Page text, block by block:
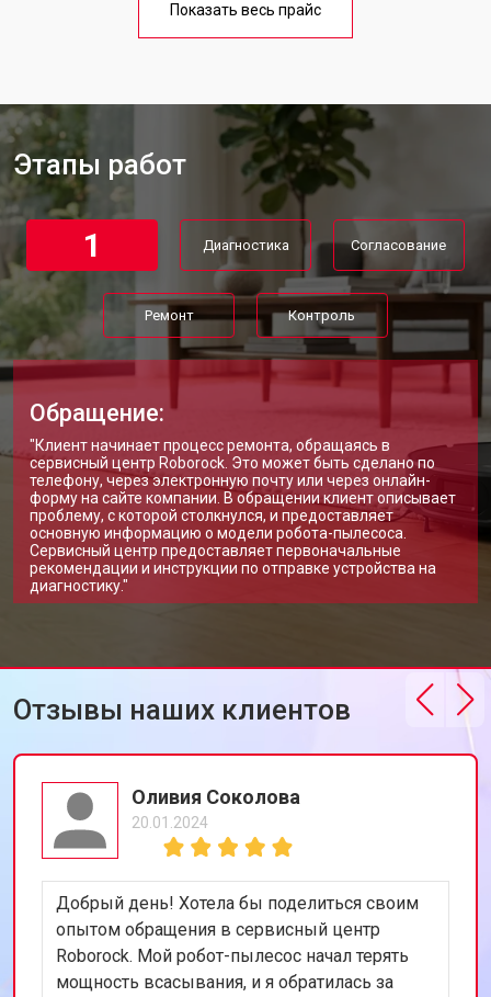
Показать весь прайс
Этапы работ
1 Диагностика Согласование
Ремонт Контроль
Обращение:
"Клиент начинает процесс ремонта, обращаясь в
сервисный центр Roborock. Это может быть сделано по
телефону, через электронную почту или через онлайн-
форму на сайте компании. В обращении клиент описывает
проблему, с которой столкнулся, и предоставляет
основную информацию о модели робота-пылесоса.
Сервисный центр предоставляет первоначальные
рекомендации и инструкции по отправке устройства на
диагностику."
Отзывы наших клиентов
Оливия Соколова
20.01.2024
Добрый день! Хотела бы поделиться своим
опытом обращения в сервисный центр
Roborock. Мой робот-пылесос начал терять
мощность всасывания, и я обратилась за